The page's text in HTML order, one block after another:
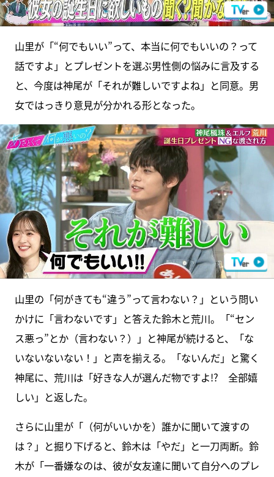
山里が「“何でもいい”って、本当に何でもいいの？って
話ですよ」とプレゼントを選ぶ男性側の悩みに言及する
と、今度は神尾が「それが難しいですよね」と同意。男
女ではっきり意見が分かれる形となった。
山里の「何がきても“違う”って言わない？」という問い
かけに「言わないです」と答えた鈴木と荒川。「“セン
ス悪っ”とか（言わない？）」と神尾が続けると、「な
いないないない！」と声を揃える。「ないんだ」と驚く
神尾に、荒川は「好きな人が選んだ物ですよ!? 全部嬉
しい」と返した。
さらに山里が「（何がいいかを）誰かに聞いて渡すの
は？」と掘り下げると、鈴木は「やだ」と一刀両断。鈴
木が「一番嫌なのは、彼が女友達に聞いて自分へのプレ